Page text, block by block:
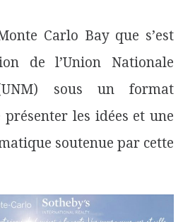
Carlo Bay que s’est
de l’Union Nationale
sous un format
les idées et une
soutenue par cette